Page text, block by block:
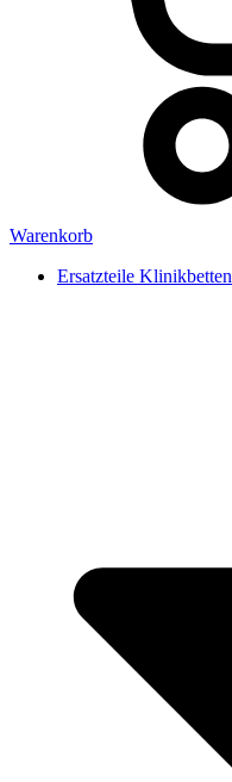
Warenkorb
Ersatzteile Klinikbetten